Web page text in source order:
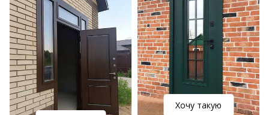
Хочу такую